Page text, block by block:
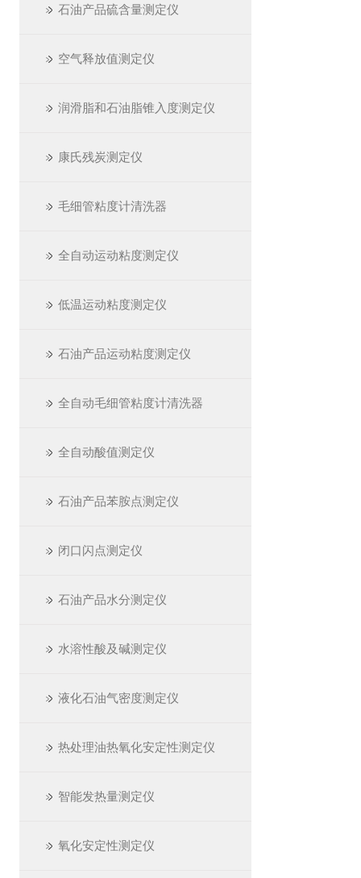
石油产品硫含量测定仪
空气释放值测定仪
润滑脂和石油脂锥入度测定仪
康氏残炭测定仪
毛细管粘度计清洗器
全自动运动粘度测定仪
低温运动粘度测定仪
石油产品运动粘度测定仪
全自动毛细管粘度计清洗器
全自动酸值测定仪
石油产品苯胺点测定仪
闭口闪点测定仪
石油产品水分测定仪
水溶性酸及碱测定仪
液化石油气密度测定仪
热处理油热氧化安定性测定仪
智能发热量测定仪
氧化安定性测定仪